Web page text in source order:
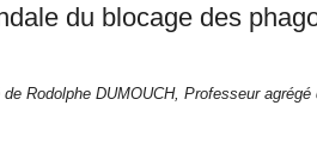
du blocage des
Rodolphe DUMOUCH, Professeur agrégé